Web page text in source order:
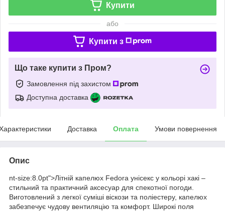
Купити
або
Купити з
Що таке купити з Пром?
Замовлення під захистом
Доступна доставка
Доставка Оплата Умови повернення
Опис
nt-size:8.0pt">Літній капелюх Fedora унісекс у кольорі хакі –
стильний та практичний аксесуар для спекотної погоди.
Виготовлений з легкої суміші віскози та поліестеру, капелюх
забезпечує чудову вентиляцію та комфорт. Широкі поля